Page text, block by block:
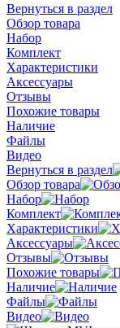
Вернуться в раздел
Обзор товара
Набор
Комплект
Характеристики
Аксессуары
Отзывы
Похожие товары
Наличие
Файлы
Видео
Вернуться в раздел
Обзор товара
Набор
Комплект
Характеристики
Аксессуары
Отзывы
Похожие товары
Наличие
Файлы
Видео